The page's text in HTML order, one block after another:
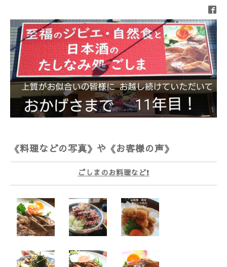
《料理などの写真》や《お客様の声》
ごしまのお料理など❗